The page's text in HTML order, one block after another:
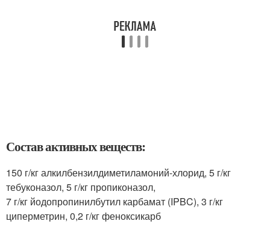
Состав активных веществ:
150 г/кг алкилбензилдиметиламоний-хлорид, 5 г/кг
тебуконазол, 5 г/кг пропиконазол,
7 г/кг йодопропинилбутил карбамат (IPBC), 3 г/кг
циперметрин, 0,2 г/кг феноксикарб